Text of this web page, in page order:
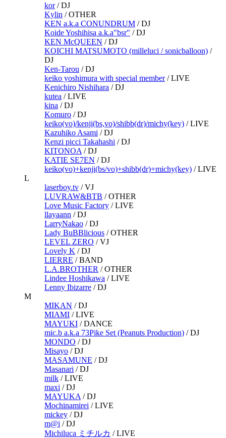
kor/DJ
Kylin /OTHER
KEN a.k.a CONUNDRUM /DJ
Koide Yoshihisa a.k.a"bsr" /DJ
KEN McQUEEN /DJ
KOICHI MATSUMOTO (milleluci / sonicballoon) /
DJ
Ken-Tarou /DJ
keiko yoshimura with special member/LIVE
Kenichiro Nishihara /DJ
kutea /LIVE
kina /DJ
Komuro /DJ
keiko(vo)/kenji(bs,vo)/shibb(dr)/michy(key) /LIVE
Kazuhiko Asami /DJ
Kenzi picci Takahashi /DJ
KITONOA /DJ
KATIE SE7EN /DJ
keiko(vo)+kenji(bs/vo)+shibb(dr)+michy(key) /LIVE
L
laserboy.tv /VJ
LUVRAW&BTB /OTHER
Love Music Factory /LIVE
llayaann /DJ
LarryNakao /DJ
Lady BuBBlicious /OTHER
LEVEL ZERO /VJ
Lovely K /DJ
LIERRE /BAND
L.A.BROTHER /OTHER
Lindee Hoshikawa /LIVE
Lenny Ibizarre /DJ
M
MIKAN /DJ
MIAMI /LIVE
MAYUKI /DANCE
mic.b a.k.a 73Pike Set (Peanuts Production) /DJ
MONDO /DJ
Misayo /DJ
MASAMUNE /DJ
Masanari /DJ
milk /LIVE
maxi /DJ
MAYUKA /DJ
Mochinamirei /LIVE
mickey /DJ
m@i /DJ
Michiluca ミチルカ /LIVE